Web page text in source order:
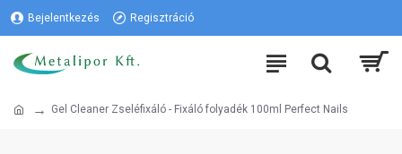
Bejelentkezés Regisztráció
Gel Cleaner Zseléfixáló - Fixáló folyadék 100ml Perfect Nails